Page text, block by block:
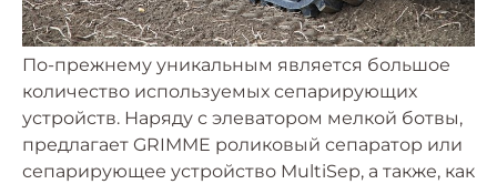
По-прежнему уникальным является большое
количество используемых сепарирующих
устройств. Наряду с элеватором мелкой ботвы,
предлагает GRIMME роликовый сепаратор или
сепарирующее устройство MultiSep, а также, как